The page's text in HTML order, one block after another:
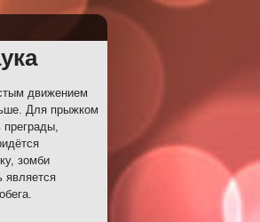
движением
Для прыжком
зомби
является